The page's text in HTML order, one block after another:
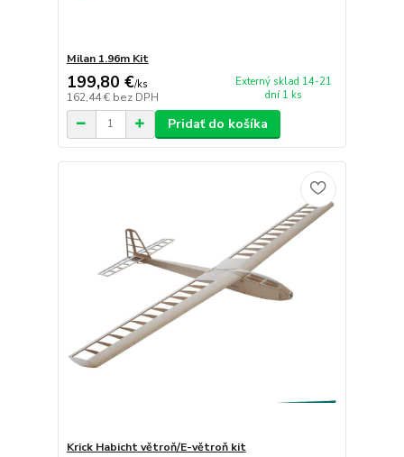
Milan 1.96m Kit
199,80 €/ks
162,44 € bez DPH
Externý sklad 14-21
dní 1 ks
Pridať do košíka
Krick Habicht větroň/E-větroň kit